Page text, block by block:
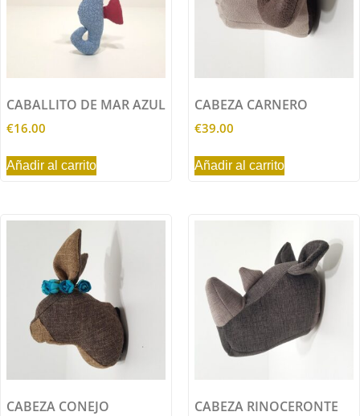
CABALLITO DE MAR AZUL
€16.00
Añadir al carrito
CABEZA CARNERO
€39.00
Añadir al carrito
CABEZA CONEJO CABEZA RINOCERONTE